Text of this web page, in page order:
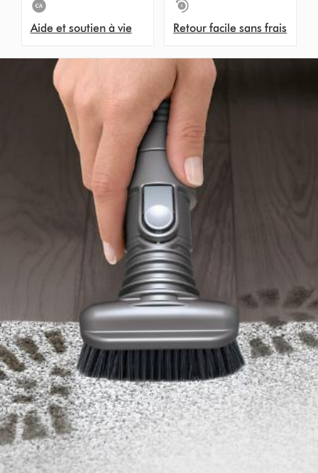
Aide et soutien à vie Retour facile sans frais